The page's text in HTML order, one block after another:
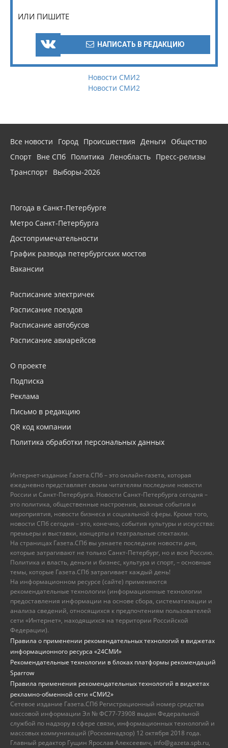
ИЛИ ПИШИТЕ
НАПИСАТЬ В РЕДАКЦИЮ
Новости СМИ2
Новости СМИ2
Все новости Город Происшествия Деньги
Общество
Спорт Вне СПб Политика Ленобласть Пресс-релизы
Транспорт Выборы-2026
Погода в Санкт-Петербурге
Метро Санкт-Петербурга
Достопримечательности
График развода петербургских мостов
Вакансии
Расписание электричек
Расписание поездов
Расписание автобусов
Расписание авиарейсов
О проекте
Подписка
Реклама
Письмо в редакцию
QR код компании
Политика обработки персональных данных
Интернет-издание Газета.СПб – это онлайн-газета, которая
ежедневно представляет своим читателям последние новости
России и Санкт-Петербурга. Новости Санкт-Петербурга сегодня –
это политика, общественные настроения, важные события и
мероприятия, новости бизнеса и социальной сферы. Кроме того,
новости СПб сегодня – это, конечно, события культуры и искусства:
премьеры и выставки, концерты и театральные спектакли.
На страницах Газета.СПб вы узнаете последние новости дня,
которые затрагивают не только Санкт-Петербург, но и всю Россию.
Политика и власть, деньги и бизнес, культура и спорт, – основные
темы, которые Газета.СПб затрагивает каждый день!
На информационном ресурсе (сайте) применяются
рекомендательные технологии (информационные технологии
предоставления информации на основе сбора, систематизации и
анализа сведений, относящихся к предпочтениям пользователей
сети «Интернет», находящихся на территории Российской
Федерации).
Правила о применении рекомендательных технологий в виджетах
информационного ресурса «24СМИ»
Рекомендательные технологии в блоках платформы рекомендаций
Sparrow
Правила применения рекомендательных технологий в виджетах
рекламно-обменной сети «СМИ2»
Сетевое издание Газета.СПб Регистрационный номер средства
массовой информации Эл № ФС77-73908 выдан Федеральной
службой по надзору в сфере связи, информационных технологий и
массовых коммуникаций (Роскомнадзор) 12 октября 2018 года.
Главный редактор Гущин Ярослав Алексеевич, info@gazeta.spb.ru,